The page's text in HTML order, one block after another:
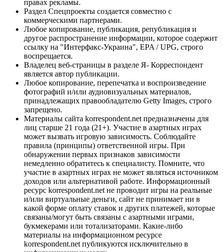
правах рекламы.
Раздел Спецпроекты создается совместно с
коммерческими партнерами.
Любое копирование, публикация, републикация и
другое распространение информации, которое содержит
ссылку на "Интерфакс-Украина", EPA / UPG, строго
воспрещается.
Владелец веб-страницы в разделе Я- Корреспондент
является автор публикации.
Любое копирование, перепечатка и воспроизведение
фотографий и/или аудиовизуальных материалов,
принадлежащих правообладателю Getty Images, строго
запрещено.
Материалы сайта korrespondent.net предназначены для
лиц старше 21 года (21+). Участие в азартных играх
может вызвать игровую зависимость. Соблюдайте
правила (принципы) ответственной игры. При
обнаружении первых признаков зависимости
немедленно обратитесь к специалисту. Помните, что
участие в азартных играх не может являться источником
доходов или альтернативой работе. Информационный
ресурс korrespondent.net не проводит игры на реальные
и/или виртуальные деньги, сайт не принимает ни в
какой форме оплату ставок и других платежей, которые
связаны/могут быть связаны с азартными играми,
букмекерами или тотализаторами. Какие-либо
материалы на информационном ресурсе
korrespondent.net публикуются исключительно в